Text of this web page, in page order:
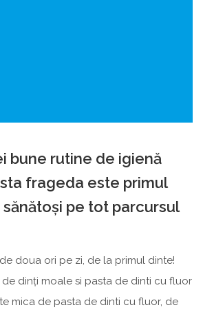
bune rutine de igienă
frageda este primul
pe tot parcursul
doua ori pe zi, de la primul dinte!
dinți moale si pasta de dinti cu fluor
mica de pasta de dinti cu fluor, de